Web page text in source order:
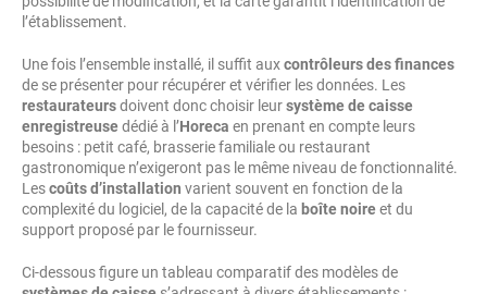
l’établissement.
Une fois l’ensemble installé, il suffit auxcontrôleurs des finances
de se présenter pour récupérer et vérifier les données. Les
restaurateursdoivent donc choisir leursystème de caisse
enregistreusedédié à l’Horeca en prenant en compte leurs
besoins : petit café, brasserie familiale ou restaurant
gastronomique n’exigeront pas le même niveau de fonctionnalité.
Lescoûts d’installation varient souvent en fonction de la
complexité du logiciel, de la capacité de la boîte noireet du
support proposé par le fournisseur.
Ci-dessous figure un tableau comparatif des modèles de